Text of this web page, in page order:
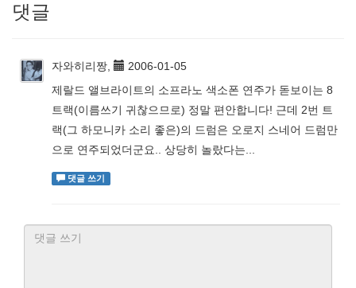
댓글
자와히리짱,
2006-01-05
제랄드 앨브라이트의 소프라노 색소폰 연주가 돋보이는 8
트랙(이름쓰기 귀찮으므로) 정말 편안합니다! 근데 2번 트
랙(그 하모니카 소리 좋은)의 드럼은 오로지 스네어 드럼만
으로 연주되었더군요.. 상당히 놀랐다는...
댓글 쓰기